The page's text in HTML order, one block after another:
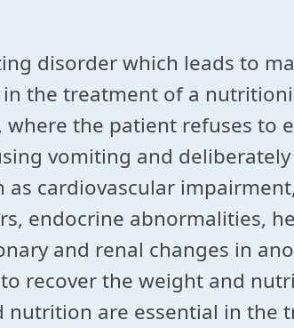
disorder which leads to
the treatment of a
the patient refuses to
vomiting and
as cardiovascular
endocrine abnormalities,
and renal changes in
recover the weight and
nutrition are essential in